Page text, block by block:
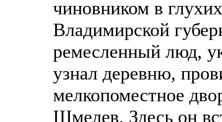
чиновником в
Владимирской
ремесленный люд,
узнал деревню,
мелкопоместное
Шмелев. Здесь он